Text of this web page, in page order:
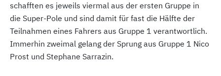
schafften es jeweils viermal aus der ersten Gruppe in
die Super-Pole und sind damit für fast die Hälfte der
Teilnahmen eines Fahrers aus Gruppe 1 verantwortlich.
Immerhin zweimal gelang der Sprung aus Gruppe 1 Nico
Prost und Stephane Sarrazin.